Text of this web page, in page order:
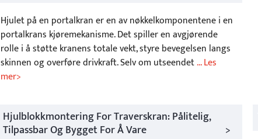
Hjulet på en portalkran er en av nøkkelkomponentene i en
portalkrans kjøremekanisme. Det spiller en avgjørende
rolle i å støtte kranens totale vekt, styre bevegelsen langs
skinnen og overføre drivkraft. Selv om utseendet... Les
mer>
Hjulblokkmontering For Traverskran: Pålitelig,
Tilpassbar Og Bygget For Å Vare >